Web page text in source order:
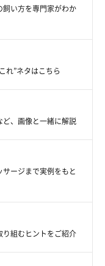
は？
い方を専門家がわか
れ”ネタはこちら
、画像と一緒に解説
ージまで実例をもと
組むヒントをご紹介